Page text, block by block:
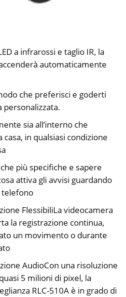
a infrarossi e taglio IR, la
automaticamente
che preferisci e goderti
personalizzata.
sia all’interno che
casa, in qualsiasi condizione
più specifiche e sapere
attiva gli avvisi guardando
telefono
FlessibiliLa videocamera
la registrazione continua,
un movimento o durante
AudioCon una risoluzione
5 milioni di pixel, la
RLC-510A è in grado di